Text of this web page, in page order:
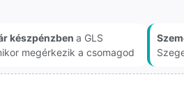
készpénzben a GLS
megérkezik a csomagod